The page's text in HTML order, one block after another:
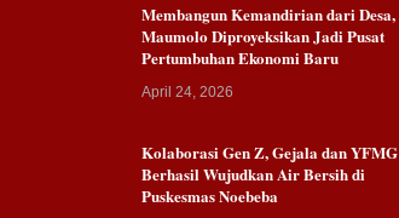
Membangun Kemandirian dari Desa,
Maumolo Diproyeksikan Jadi Pusat
Pertumbuhan Ekonomi Baru
April 24, 2026
Kolaborasi Gen Z, Gejala dan YFMG
Berhasil Wujudkan Air Bersih di
Puskesmas Noebeba